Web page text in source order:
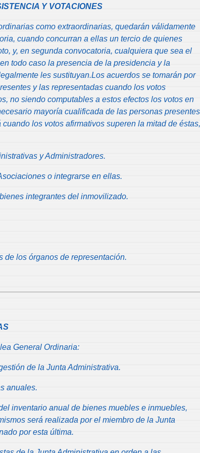
Y VOTACIONES
como extraordinarias, quedarán válidamente
cuando concurran a ellas un tercio de quienes
y, en segunda convocatoria, cualquiera que sea el
todo caso la presencia de la presidencia y la
les sustituyan.Los acuerdos se tomarán por
y las representadas cuando los votos
no siendo computables a estos efectos los votos en
mayoría cualificada de las personas presentes
los votos afirmativos superen la mitad de éstas,
y Administradores.
o integrarse en ellas.
integrantes del inmovilizado.
de los órganos de representación.
General Ordinaria:
de la Junta Administrativa.
anuales.
inventario anual de bienes muebles e inmuebles,
será realizada por el miembro de la Junta
por esta última.